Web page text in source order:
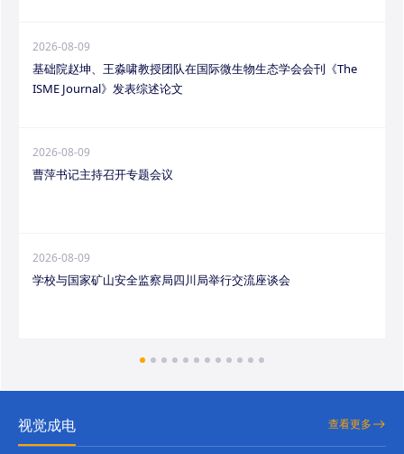
2026-08-09
基础院赵坤、王淼啸教授团队在国际微生物生态学会会刊《The
ISME Journal》发表综述论文
2026-08-09
曹萍书记主持召开专题会议
2026-08-09
学校与国家矿山安全监察局四川局举行交流座谈会
视觉成电 查看更多